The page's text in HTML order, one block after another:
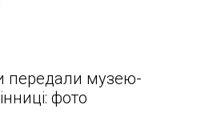
передали музею-
фото